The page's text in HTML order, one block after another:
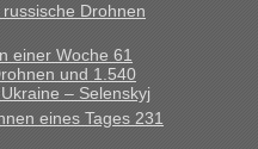
So lange das nicht
das nicht neu sollte es
• Deklaration
Drohnen
einer Woche 61
und 1.540
– Selenskyj
eines Tages 231